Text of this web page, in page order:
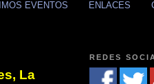
EVENTOS ENLACES
La
REDES